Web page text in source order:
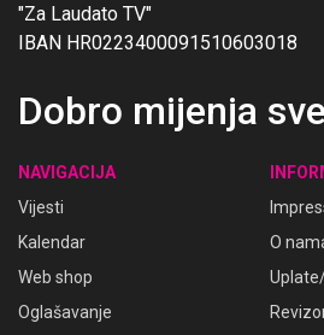
"Za Laudato TV"
IBAN HR0223400091510603018
Dobro mijenja sve
NAVIGACIJA
Vijesti
Kalendar
Web shop
Oglašavanje
O